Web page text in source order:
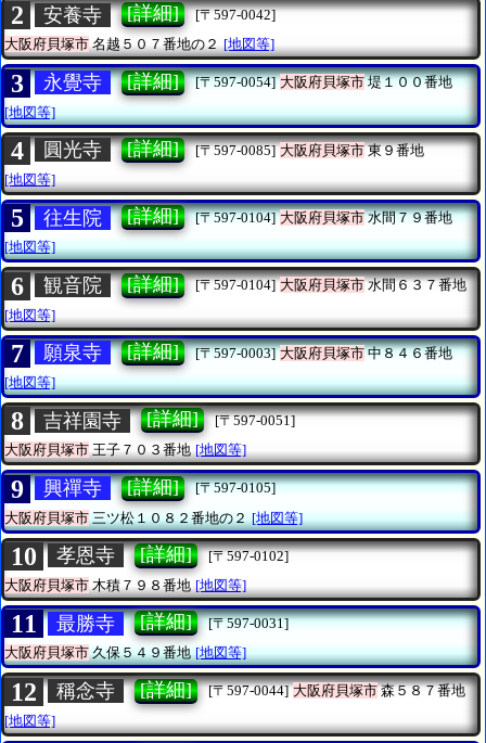
2 安養寺 [詳細]
[〒597-0042]
大阪府貝塚市名越５０７番地の２ [地図等]
3 永覺寺 [詳細] [〒597-0054] 大阪府貝塚市堤１００番地
[地図等]
4 圓光寺 [詳細] [〒597-0085] 大阪府貝塚市東９番地
[地図等]
5 往生院 [詳細] [〒597-0104] 大阪府貝塚市水間７９番地
[地図等]
6 観音院 [詳細] [〒597-0104] 大阪府貝塚市水間６３７番地
[地図等]
7 願泉寺 [詳細] [〒597-0003] 大阪府貝塚市中８４６番地
[地図等]
8 吉祥園寺 [詳細]
[〒597-0051]
大阪府貝塚市王子７０３番地 [地図等]
9 興禪寺 [詳細]
[〒597-0105]
大阪府貝塚市三ツ松１０８２番地の２ [地図等]
10 孝恩寺 [詳細]
[〒597-0102]
大阪府貝塚市 木積７９８番地 [地図等]
11 最勝寺 [詳細]
[〒597-0031]
大阪府貝塚市久保５４９番地 [地図等]
12 稱念寺 [詳細] [〒597-0044] 大阪府貝塚市森５８７番地
[地図等]